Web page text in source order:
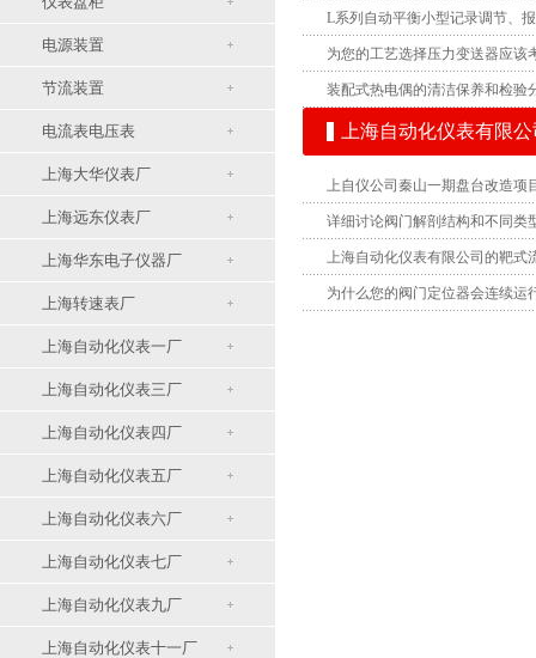
电源装置
节流装置
电流表电压表
上海大华仪表厂
上海远东仪表厂
上海华东电子仪器厂
上海转速表厂
上海自动化仪表一厂
上海自动化仪表三厂
上海自动化仪表四厂
上海自动化仪表五厂
上海自动化仪表六厂
上海自动化仪表七厂
上海自动化仪表九厂
上海自动化仪表十一厂
L系列自动平衡小型记录调节、
为您的工艺选择压力变送器应该
装配式热电偶的清洁保养和检验
上海自动化仪表有限
上自仪公司秦山一期盘台改造项
详细讨论阀门解剖结构和不同类
上海自动化仪表有限公司的靶式
为什么您的阀门定位器会连续运